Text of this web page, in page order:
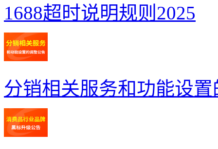
1688超时说明规则2025
分销相关服务和功能设